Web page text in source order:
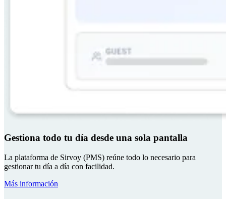
Gestiona todo tu día desde una sola pantalla
La plataforma de Sirvoy (PMS) reúne todo lo necesario para
gestionar tu día a día con facilidad.
Más información